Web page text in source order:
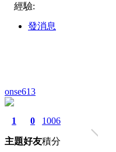
經驗:
發消息
onse613
1
主題
0
好友
1006
積分